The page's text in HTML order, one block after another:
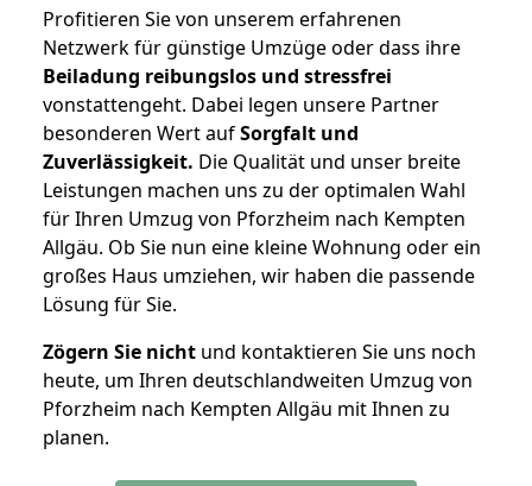
Profitieren Sie von unserem erfahrenen
Netzwerk für günstige Umzüge oder dass ihre
Beiladung reibungslos und stressfrei
vonstattengeht. Dabei legen unsere Partner
besonderen Wert aufSorgfalt und
Zuverlässigkeit. Die Qualität und unser breite
Leistungen machen uns zu der optimalen Wahl
für Ihren Umzug von Pforzheim nach Kempten
Allgäu. Ob Sie nun eine kleine Wohnung oder ein
großes Haus umziehen, wir haben die passende
Lösung für Sie.
Zögern Sie nicht und kontaktieren Sie uns noch
heute, um Ihren deutschlandweiten Umzug von
Pforzheim nach Kempten Allgäu mit Ihnen zu
planen.